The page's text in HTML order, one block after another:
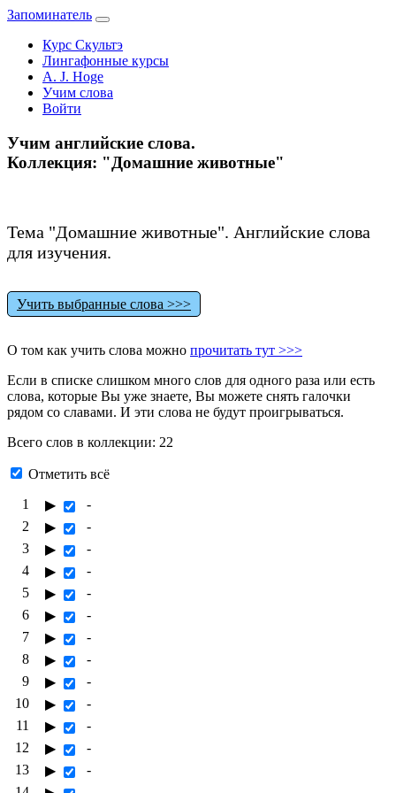
Запоминатель
Курс Скультэ
Лингафонные курсы
A. J. Hoge
Учим слова
Войти
Учим английские слова.
Коллекция: "Домашние животные"
Тема "Домашние животные". Английские слова
для изучения.
Учить выбранные слова >>>
О том как учить слова можно прочитать тут >>>
Если в списке слишком много слов для одного раза или есть
слова, которые Вы уже знаете, Вы можете снять галочки
рядом со славами. И эти слова не будут проигрываться.
Всего слов в коллекции: 22
Отметить всё
1
▶
-
2
▶
-
3
▶
-
4
▶
-
5
▶
-
6
▶
-
7
▶
-
8
▶
-
9
▶
-
10
▶
-
11
▶
-
12
▶
-
13
▶
-